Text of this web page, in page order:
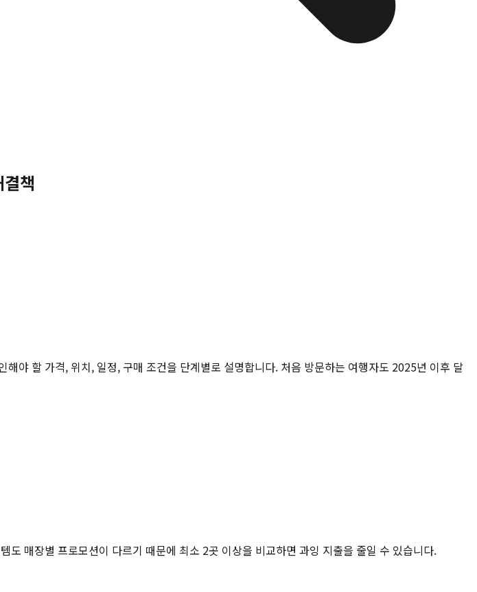
책
야 할 가격, 위치, 일정, 구매 조건을 단계별로 설명합니다. 처음 방문하는 여행자도 2025년 이후 달
매장별 프로모션이 다르기 때문에 최소 2곳 이상을 비교하면 과잉 지출을 줄일 수 있습니다.